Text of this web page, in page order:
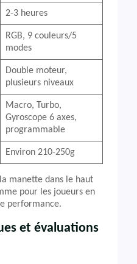
2-3 heures
RGB, 9 couleurs/5
modes
Double moteur,
plusieurs niveaux
Macro, Turbo,
Gyroscope 6 axes,
programmable
Environ 210-250g
manette dans le haut
pour les joueurs en
performance.
et évaluations